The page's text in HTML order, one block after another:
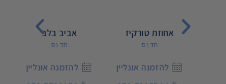
אחוזת טורקיז
חד נס
להזמנה אונליין
אביב בלב
חד נס
להזמנה אונליין